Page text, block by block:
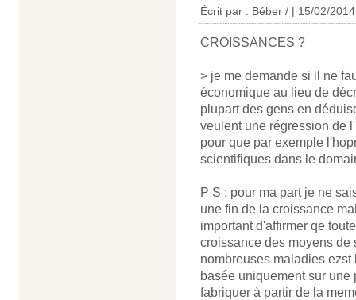
Écrit par : Béber / | 15/02/2014
CROISSANCES ?
> je me demande si il ne
économique au lieu de
plupart des gens en
veulent une régression de
pour que par exemple
scientifiques dans le
P S : pour ma part je ne
une fin de la croissance
important d'affirmer qe
croissance des moyens de
nombreuses maladies
basée uniquement sur
fabriquer à partir de la